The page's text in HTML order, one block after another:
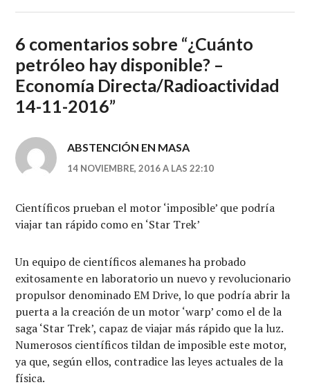
6 comentarios sobre “¿Cuánto
petróleo hay disponible? –
Economía Directa/Radioactividad
14-11-2016”
ABSTENCIÓN EN MASA
14 NOVIEMBRE, 2016 A LAS 22:10
Científicos prueban el motor ‘imposible’ que podría
viajar tan rápido como en ‘Star Trek’
Un equipo de científicos alemanes ha probado
exitosamente en laboratorio un nuevo y revolucionario
propulsor denominado EM Drive, lo que podría abrir la
puerta a la creación de un motor ‘warp’ como el de la
saga ‘Star Trek’, capaz de viajar más rápido que la luz.
Numerosos científicos tildan de imposible este motor,
ya que, según ellos, contradice las leyes actuales de la
física.